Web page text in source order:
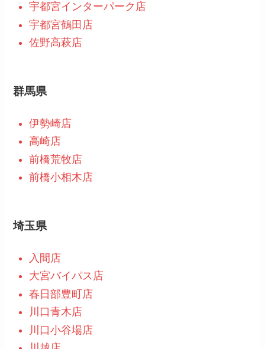
宇都宮インターパーク店
宇都宮鶴田店
佐野高萩店
群馬県
伊勢崎店
高崎店
前橋荒牧店
前橋小相木店
埼玉県
入間店
大宮バイパス店
春日部豊町店
川口青木店
川口小谷場店